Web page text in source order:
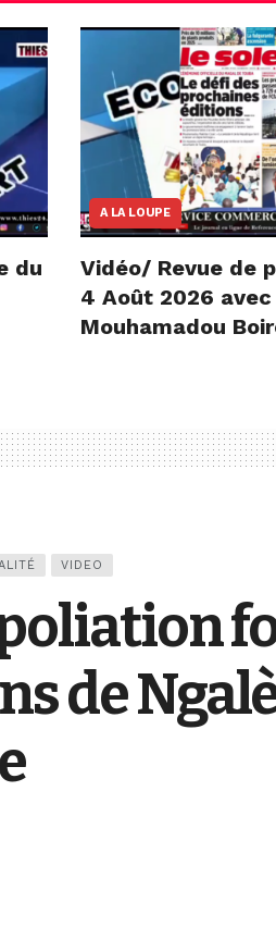
du
A LA LOUPE
Vidéo/ Revue de
4 Août 2026 avec
Mouhamadou
VIDEO
de